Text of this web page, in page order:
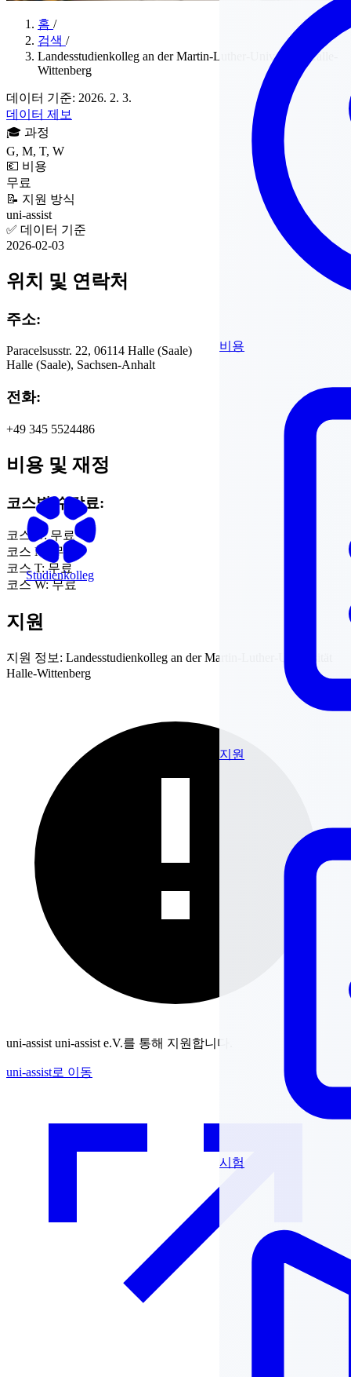
Studienkolleg
비용
지원
시험
홈 /
검색 /
Landesstudienkolleg an der Martin-Luther-Universität Halle-
Wittenberg
데이터 기준: 2026. 2. 3.
데이터 제보
🎓 과정
G, M, T, W
💶 비용
무료
📝 지원 방식
uni-assist
✅ 데이터 기준
2026-02-03
위치 및 연락처
주소:
Paracelsusstr. 22, 06114 Halle (Saale)
Halle (Saale), Sachsen-Anhalt
전화:
+49 345 5524486
비용 및 재정
코스별 수강료:
코스 G:무료
코스 M:
무료
코스 T:무료
코스 W:무료
지원
지원 정보: Landesstudienkolleg an der Martin-Luther-Universität
Halle-Wittenberg
uni-assist uni-assist e.V.를 통해 지원합니다.
uni-assist로 이동